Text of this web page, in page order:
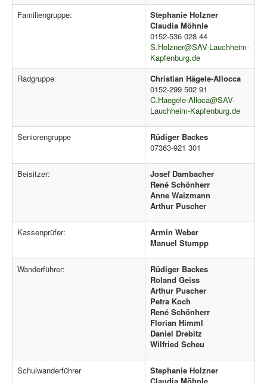
Familiengruppe:
Stephanie Holzner
Claudia Möhnle
0152-536 028 44
S.Holzner@SAV-Lauchheim-
Kapfenburg.de
Radgruppe
Christian Hägele-Allocca
0152-299 502 91
C.Haegele-Alloca@SAV-
Lauchheim-Kapfenburg.de
Seniorengruppe
Rüdiger Backes
07363-921 301
Beisitzer:
Josef Dambacher
René Schönherr
Anne Waizmann
Arthur Puscher
Kassenprüfer:
Armin Weber
Manuel Stumpp
Wanderführer:
Rüdiger Backes
Roland Geiss
Arthur Puscher
Petra Koch
René Schönherr
Florian Himml
Daniel Drebitz
Wilfried Scheu
Schulwanderführer
Stephanie Holzner
Claudia Möhnle